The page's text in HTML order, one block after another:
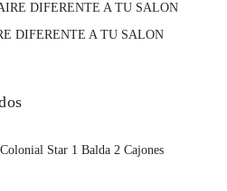
DIFERENTE A TU SALON
DIFERENTE A TU SALON
Star 1 Balda 2 Cajones